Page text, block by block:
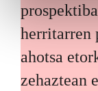
herritarren
ahotsa
zehaztean